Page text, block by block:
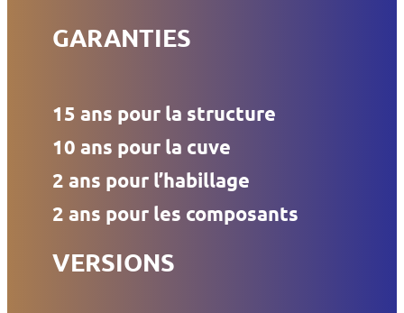
GARANTIES
15 ans pour la structure
10 ans pour la cuve
2 ans pour l’habillage
2 ans pour les composants
VERSIONS